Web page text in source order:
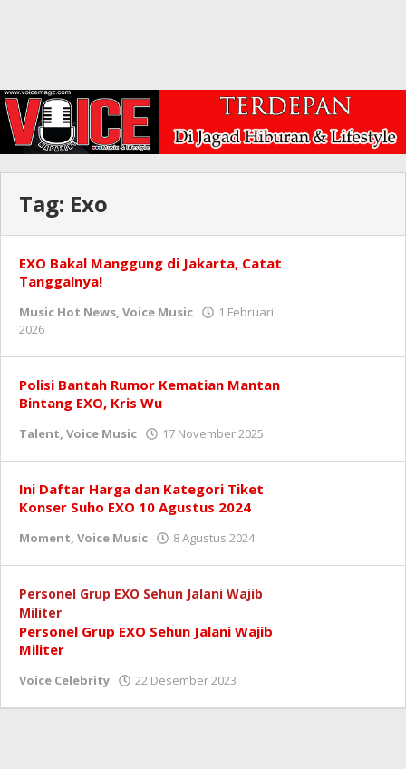
Tag: Exo
EXO Bakal Manggung di Jakarta, Catat
Tanggalnya!
Music Hot News, Voice Music
1 Februari
2026
Polisi Bantah Rumor Kematian Mantan
Bintang EXO, Kris Wu
Talent, Voice Music 17 November 2025
Ini Daftar Harga dan Kategori Tiket
Konser Suho EXO 10 Agustus 2024
Moment, Voice Music 8 Agustus 2024
Personel Grup EXO Sehun Jalani Wajib
Militer
Personel Grup EXO Sehun Jalani Wajib
Militer
Voice Celebrity 22 Desember 2023